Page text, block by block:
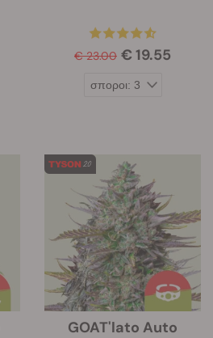
€ 23.00 € 19.55
GOAT'lato Auto